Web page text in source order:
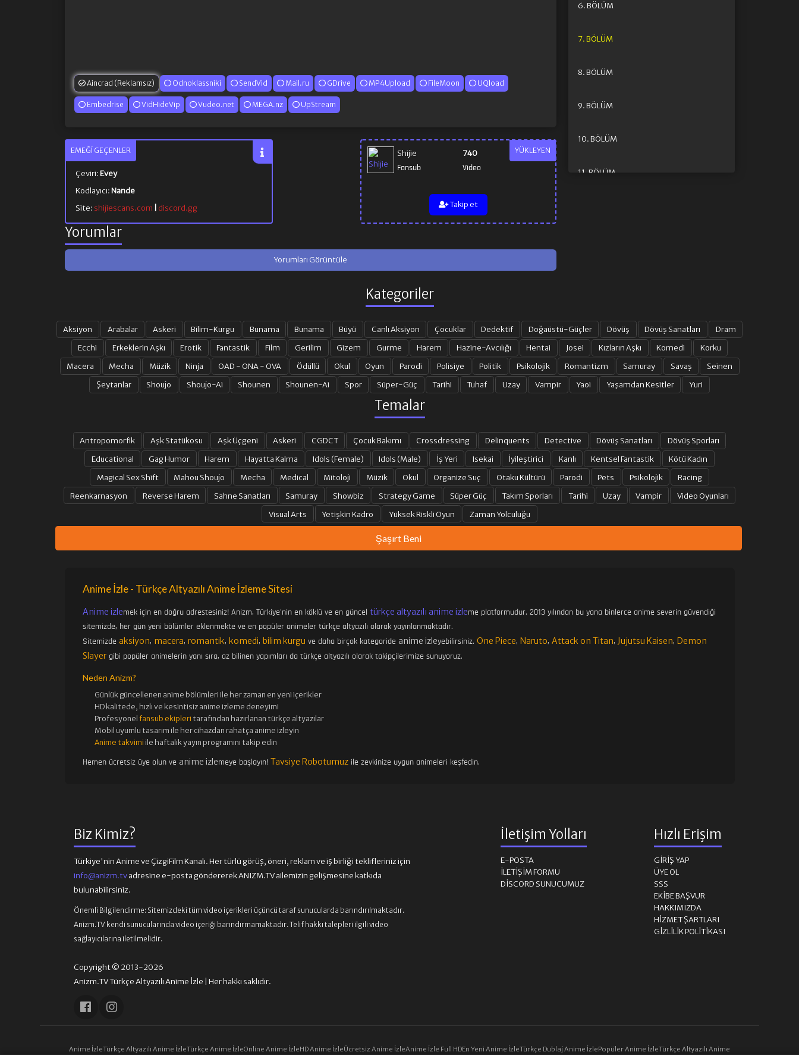
Aincrad (Reklamsız) Odnoklassniki SendVid Mail.ru GDrive MP4Upload FileMoon UQload
Embedrise VidHideVip Vudeo.net MEGA.nz UpStream
YÜKLEYEN
Shijie
Fansub
740
Video
Takip et
EMEĞI GEÇENLER
Çeviri:Evey
Kodlayıcı:Nande
Site: shijiescans.com discord.gg
Yorumlar
Yorumları Görüntüle
6. BÖLÜM
7. BÖLÜM
8. BÖLÜM
9. BÖLÜM
10. BÖLÜM
11. BÖLÜM
Kategoriler
Aksiyon Arabalar Askeri Bilim-Kurgu Bunama Bunama Büyü Canlı Aksiyon Çocuklar Dedektif Doğaüstü-Güçler Dövüş Dövüş Sanatları
Dram
Ecchi
Erkeklerin Aşkı Erotik Fantastik Film Gerilim Gizem Gurme Harem Hazine-Avcılığı Hentai Josei Kızların Aşkı Komedi
Korku
Macera
Mecha Müzik Ninja OAD - ONA - OVA Ödüllü Okul Oyun Parodi Polisiye Politik Psikolojik Romantizm Samuray Savaş
Seinen
Şeytanlar
Shoujo Shoujo-Ai Shounen Shounen-Ai Spor Süper-Güç Tarihi Tuhaf Uzay Vampir Yaoi Yaşamdan Kesitler Yuri
Temalar
Antropomorfik Aşk Statükosu Aşk Üçgeni Askeri CGDCT Çocuk Bakımı Crossdressing Delinquents Detective Dövüş Sanatları
Dövüş Sporları
Educational
Gag Humor Harem Hayatta Kalma Idols (Female) Idols (Male) İş Yeri Isekai İyileştirici Kanlı Kentsel Fantastik
Kötü Kadın
Magical Sex Shift
Mahou Shoujo Mecha Medical Mitoloji Müzik Okul Organize Suç Otaku Kültürü Parodi Pets Psikolojik
Racing
Reenkarnasyon
Reverse Harem Sahne Sanatları Samuray Showbiz Strategy Game Süper Güç Takım Sporları Tarihi Uzay Vampir
Video Oyunları
Visual Arts
Yetişkin Kadro Yüksek Riskli Oyun Zaman Yolculuğu
Şaşırt Beni
Anime İzle - Türkçe Altyazılı Anime İzleme Sitesi
Anime izlemek için en doğru adrestesiniz! Anizm, Türkiye'nin en köklü ve en güncel türkçe altyazılı anime izleme platformudur. 2013 yılından bu yana binlerce anime severin güvendiği
sitemizde, her gün yeni bölümler eklenmekte ve en popüler animeler türkçe altyazılı olarak yayınlanmaktadır.
Sitemizde aksiyon, macera, romantik, komedi, bilim kurgu ve daha birçok kategoride anime izleyebilirsiniz. One Piece, Naruto, Attack on Titan, Jujutsu Kaisen, Demon
Slayergibi popüler animelerin yanı sıra, az bilinen yapımları da türkçe altyazılı olarak takipçilerimize sunuyoruz.
Neden Anizm?
Günlük güncellenen anime bölümleri ile her zaman en yeni içerikler
HD kalitede, hızlı ve kesintisiz anime izleme deneyimi
Profesyonel fansub ekipleri tarafından hazırlanan türkçe altyazılar
Mobil uyumlu tasarım ile her cihazdan rahatça anime izleyin
Anime takvimi ile haftalık yayın programını takip edin
Hemen ücretsiz üye olun ve anime izlemeye başlayın! Tavsiye Robotumuzile zevkinize uygun animeleri keşfedin.
Biz Kimiz?
Türkiye'nin Anime ve ÇizgiFilm Kanalı. Her türlü görüş, öneri, reklam ve iş birliği teklifleriniz için
info@anizm.tvadresine e-posta göndererek ANIZM.TV ailemizin gelişmesine katkıda
bulunabilirsiniz.
Önemli Bilgilendirme:Sitemizdeki tüm video içerikleri üçüncü taraf sunucularda barındırılmaktadır.
Anizm.TV kendi sunucularında video içeriği barındırmamaktadır. Telif hakkı talepleri ilgili video
sağlayıcılarına iletilmelidir.
Copyright © 2013-2026
Anizm.TV Türkçe Altyazılı Anime İzle | Her hakkı saklıdır.
İletişim Yolları
E-POSTA
İLETIŞIM FORMU
DISCORD SUNUCUMUZ
Hızlı Erişim
GIRIŞ YAP
ÜYE OL
SSS
EKIBE BAŞVUR
HAKKIMIZDA
HIZMET ŞARTLARI
GIZLILIK POLITIKASI
Anime İzleTürkçe Altyazılı Anime İzleTürkçe Anime İzleOnline Anime İzleHD Anime İzleÜcretsiz Anime İzleAnime İzle Full HDEn Yeni Anime İzleTürkçe Dublaj Anime İzlePopüler Anime İzleTürkçe Altyazılı Anime